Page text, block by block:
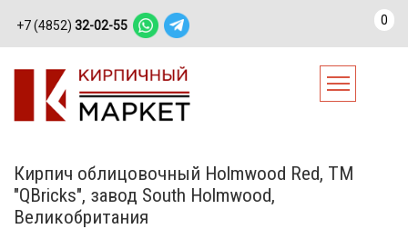
+7 (4852) 32-02-55 0
Кирпич облицовочный Holmwood Red, ТМ
"QBricks", завод South Holmwood,
Великобритания